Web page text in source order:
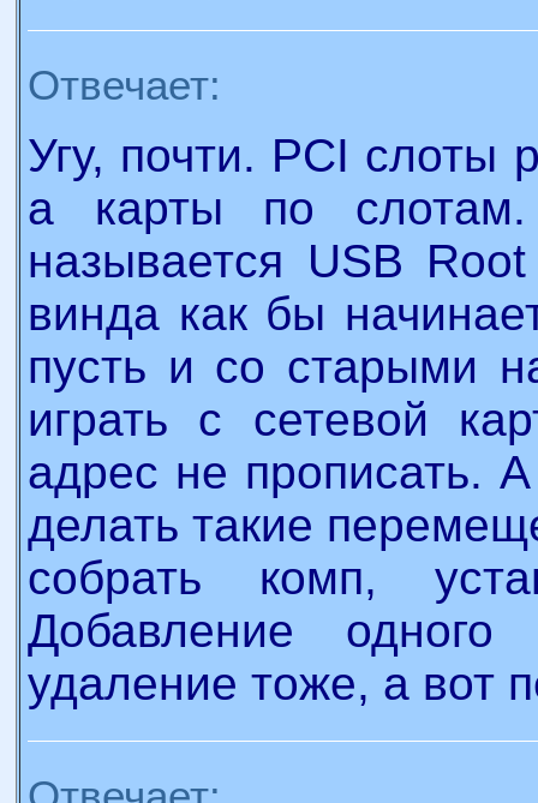
Отвечает:
Угу, почти. PCI слоты
а карты по
называется USB
винда как бы
пусть и со старыми
играть с сетевой
адрес не прописать.
делать такие
собрать комп,
Добавление
удаление тоже, а вот